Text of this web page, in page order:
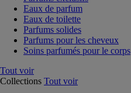
Eaux de parfum
Eaux de toilette
Parfums solides
Parfums pour les cheveux
Soins parfumés pour le corps
Tout voir
Collections Tout voir